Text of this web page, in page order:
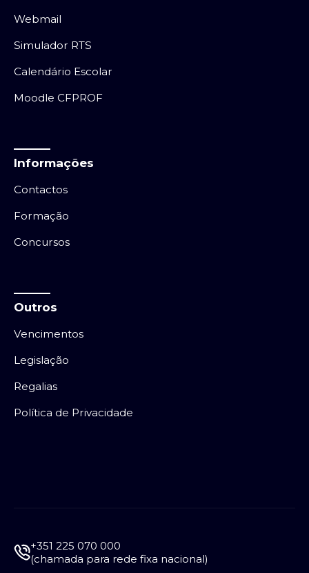
Webmail
Simulador RTS
Calendário Escolar
Moodle CFPROF
Informações
Contactos
Formação
Concursos
Outros
Vencimentos
Legislação
Regalias
Política de Privacidade
+351 225 070 000
(chamada para rede fixa nacional)